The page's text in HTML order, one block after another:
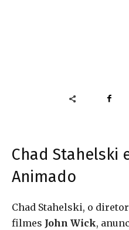
Chad Stahelski
Animado
Chad Stahelski, o
filmes John Wick,